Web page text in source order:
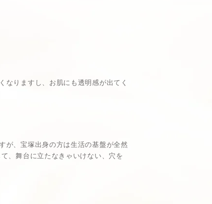
なりますし、お肌にも透明感が出てく
が、宝塚出身の方は生活の基盤が全然
、舞台に立たなきゃいけない、穴を